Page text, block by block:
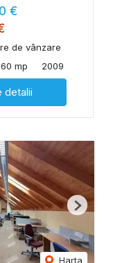
€
de vânzare
mp 2009
detalii
Harta
Next